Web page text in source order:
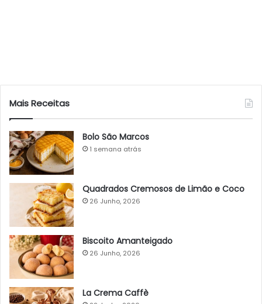
Mais Receitas
Bolo São Marcos
1 semana atrás
Quadrados Cremosos de Limão e Coco
26 Junho, 2026
Biscoito Amanteigado
26 Junho, 2026
La Crema Caffè